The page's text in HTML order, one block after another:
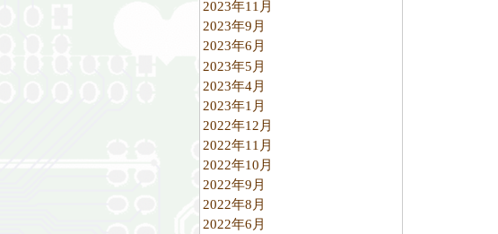
2023年11月
2023年9月
2023年6月
2023年5月
2023年4月
2023年1月
2022年12月
2022年11月
2022年10月
2022年9月
2022年8月
2022年6月